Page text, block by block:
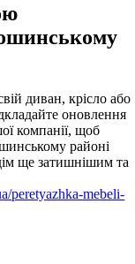
диван, крісло або
оновлення
компанії, щоб
районі
ще затишнішим та
peretyazhka-mebeli-